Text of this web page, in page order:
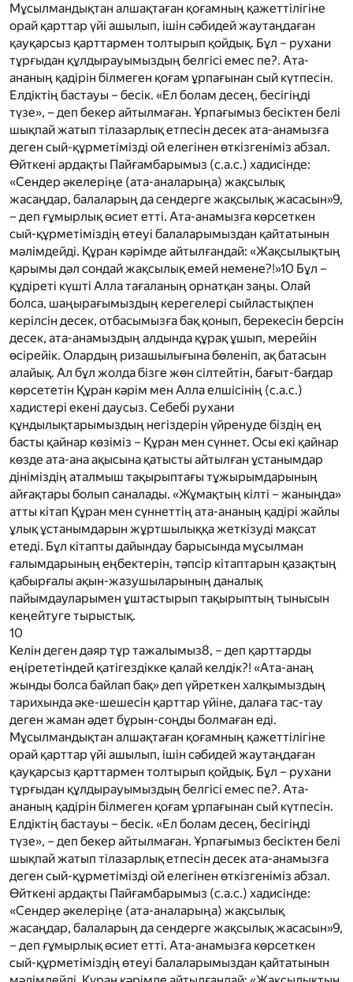
Мұсылмандықтан алшақтаған қоғамның қажеттілігіне
орай қарттар үйі ашылып, ішін сәбидей жаутаңдаған
қауқарсыз қарттармен толтырып қойдық. Бұл – рухани
тұрғыдан құлдырауымыздың белгісі емес пе?. Ата-
ананың қадірін білмеген қоғам ұрпағынан сый күтпесін.
Елдіктің бастауы – бесік. «Ел болам десең, бесігіңді
түзе», – деп бекер айтылмаған. Ұрпағымыз бесіктен белі
шықпай жатып тілазарлық етпесін десек ата-анамызға
деген сый-құрметімізді ой елегінен өткізгеніміз абзал.
Өйткені ардақты Пайғамбарымыз (с.а.с.) хадисінде:
«Сендер әкелеріңе (ата-аналарыңа) жақсылық
жасаңдар, балаларың да сендерге жақсылық жасасын»9,
– деп ғұмырлық өсиет етті. Ата-анамызға көрсеткен
сый-құрметіміздің өтеуі балаларымыздан қайтатынын
мәлімдейді. Құран кәрімде айтылғандай: «Жақсылықтың
қарымы дәл сондай жақсылық емей немене?!»10 Бұл –
құдіреті күшті Алла тағаланың орнатқан заңы. Олай
болса, шаңырағымыздың керегелері сыйластықпен
керілсін десек, отбасымызға бақ қонып, берекесін берсін
десек, ата-анамыздың алдында құрақ ұшып, мерейін
өсірейік. Олардың ризашылығына бөленіп, ақ батасын
алайық. Ал бұл жолда бізге жөн сілтейтін, бағыт-бағдар
көрсететін Құран кәрім мен Алла елшісінің (с.а.с.)
хадистері екені даусыз. Себебі рухани
құндылықтарымыздың негіздерін үйренуде біздің ең
басты қайнар көзіміз – Құран мен сүннет. Осы екі қайнар
көзде ата-ана ақысына қатысты айтылған ұстанымдар
дініміздің аталмыш тақырыптағы тұжырымдарының
айғақтары болып саналады. «Жұмақтың кілті – жаныңда»
атты кітап Құран мен сүннеттің ата-ананың қадірі жайлы
ұлық ұстанымдарын жұртшылыққа жеткізуді мақсат
етеді. Бұл кітапты дайындау барысында мұсылман
ғалымдарының еңбектерін, тәпсір кітаптарын қазақтың
қабырғалы ақын-жазушыларының даналық
пайымдауларымен ұштастырып тақырыптың тынысын
кеңейтуге тырыстық.
10
Келін деген даяр тұр тажалымыз8, – деп қарттарды
еңірететіндей қатігездікке қалай келдік?! «Ата-анаң
жынды болса байлап бақ» деп үйреткен халқымыздың
тарихында әке-шешесін қарттар үйіне, далаға тас-тау
деген жаман әдет бұрын-соңды болмаған еді.
Мұсылмандықтан алшақтаған қоғамның қажеттілігіне
орай қарттар үйі ашылып, ішін сәбидей жаутаңдаған
қауқарсыз қарттармен толтырып қойдық. Бұл – рухани
тұрғыдан құлдырауымыздың белгісі емес пе?. Ата-
ананың қадірін білмеген қоғам ұрпағынан сый күтпесін.
Елдіктің бастауы – бесік. «Ел болам десең, бесігіңді
түзе», – деп бекер айтылмаған. Ұрпағымыз бесіктен белі
шықпай жатып тілазарлық етпесін десек ата-анамызға
деген сый-құрметімізді ой елегінен өткізгеніміз абзал.
Өйткені ардақты Пайғамбарымыз (с.а.с.) хадисінде:
«Сендер әкелеріңе (ата-аналарыңа) жақсылық
жасаңдар, балаларың да сендерге жақсылық жасасын»9,
– деп ғұмырлық өсиет етті. Ата-анамызға көрсеткен
сый-құрметіміздің өтеуі балаларымыздан қайтатынын